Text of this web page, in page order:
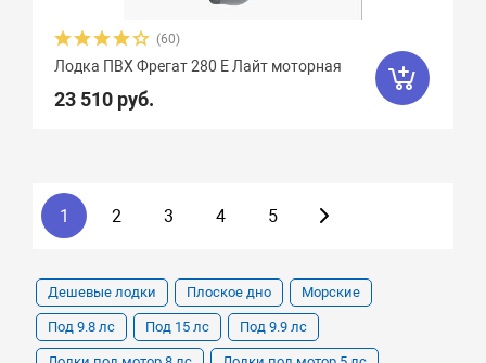
(60)
Лодка ПВХ Фрегат 280 Е Лайт моторная
23 510 руб.
1 2 3 4 5
Дешевые лодки Плоское дно Морские
Под 9.8 лс Под 15 лс Под 9.9 лс